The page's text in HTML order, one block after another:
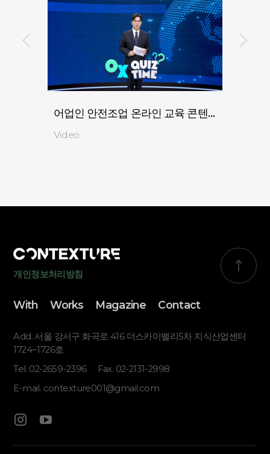
어업인 안전조업 온라인 교육 콘텐츠 제작
Video
개인정보처리방침
With Works Magazine Contact
Add. 서울 강서구 화곡로 416 더스카이밸리5차 지식산업센터
1724~1726호
Tel. 02-2659-2396
Fax. 02-2131-2998
E-mail. contexture001@gmail.com